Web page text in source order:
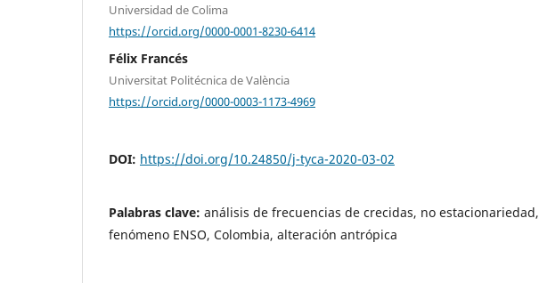
Universidad de Colima
https://orcid.org/0000-0001-8230-6414
Félix Francés
Universitat Politécnica de València
https://orcid.org/0000-0003-1173-4969
DOI: https://doi.org/10.24850/j-tyca-2020-03-02
Palabras clave: análisis de frecuencias de crecidas, no estacionariedad,
fenómeno ENSO, Colombia, alteración antrópica